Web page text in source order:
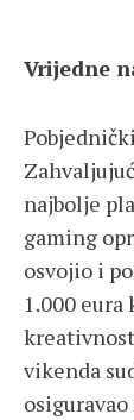
Vrijedne
najbolje
gaming
osvojio i
1.000
vikenda